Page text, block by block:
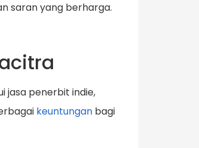
saran yang berharga.
jasa penerbit indie,
keuntungan bagi